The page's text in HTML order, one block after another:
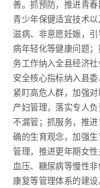
善。抓预防，推进青
青少年保健适宜技术
滋病、非意愿妊娠，
病年轻化等健康问题
务工作纳入全县经济
安全核心指标纳入县委
紧盯高危人群，加强
产妇管理，落实专人负
不漏管；抓服务，推
确的生育观念，加强
管理，推进更年期女
血压、糖尿病等慢性
康复等管理体系的建